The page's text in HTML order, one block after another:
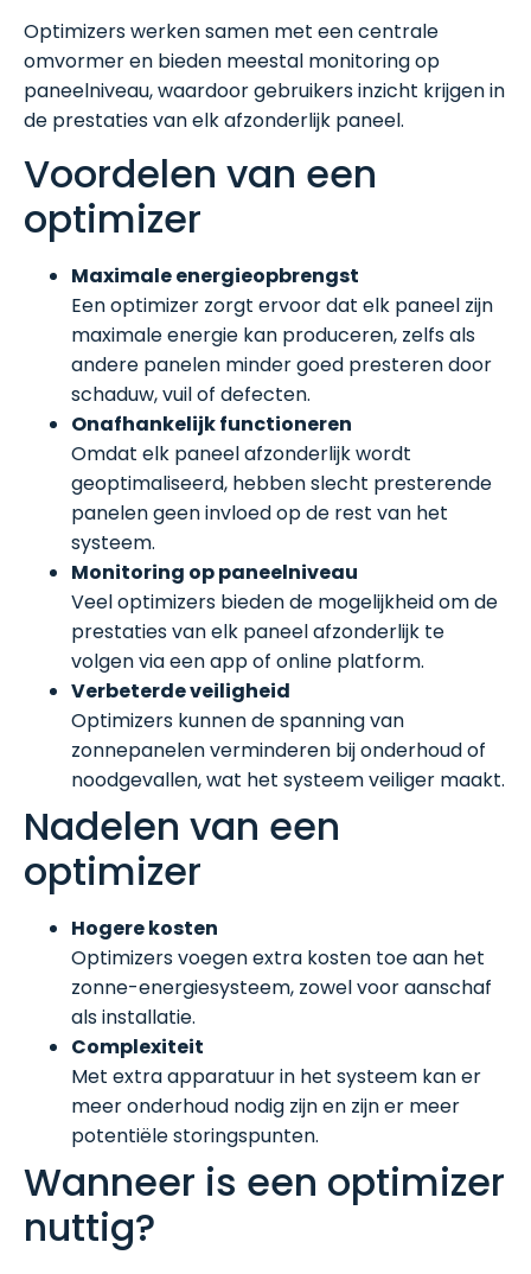
Optimizers werken samen met een centrale
omvormer en bieden meestal monitoring op
paneelniveau, waardoor gebruikers inzicht krijgen in
de prestaties van elk afzonderlijk paneel.
Voordelen van een
optimizer
Maximale energieopbrengst
Een optimizer zorgt ervoor dat elk paneel zijn
maximale energie kan produceren, zelfs als
andere panelen minder goed presteren door
schaduw, vuil of defecten.
Onafhankelijk functioneren
Omdat elk paneel afzonderlijk wordt
geoptimaliseerd, hebben slecht presterende
panelen geen invloed op de rest van het
systeem.
Monitoring op paneelniveau
Veel optimizers bieden de mogelijkheid om de
prestaties van elk paneel afzonderlijk te
volgen via een app of online platform.
Verbeterde veiligheid
Optimizers kunnen de spanning van
zonnepanelen verminderen bij onderhoud of
noodgevallen, wat het systeem veiliger maakt.
Nadelen van een
optimizer
Hogere kosten
Optimizers voegen extra kosten toe aan het
zonne-energiesysteem, zowel voor aanschaf
als installatie.
Complexiteit
Met extra apparatuur in het systeem kan er
meer onderhoud nodig zijn en zijn er meer
potentiële storingspunten.
Wanneer is een optimizer
nuttig?